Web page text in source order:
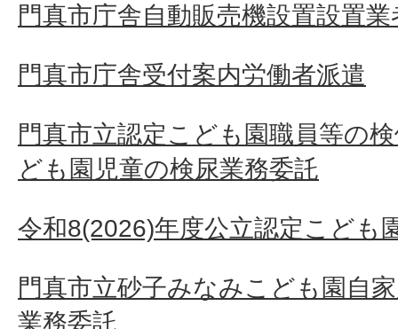
門真市庁舎自動販売機設置設置業
門真市庁舎受付案内労働者派遣
門真市立認定こども園職員等の
ども園児童の検尿業務委託
令和8(2026)年度公立認定こども
門真市立砂子みなみこども園自
業務委託